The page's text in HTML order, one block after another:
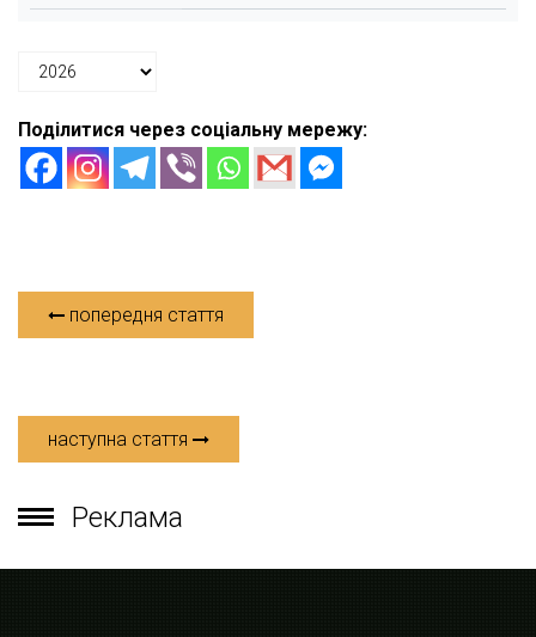
Поділитися через соціальну мережу:
попередня стаття
наступна стаття
Реклама